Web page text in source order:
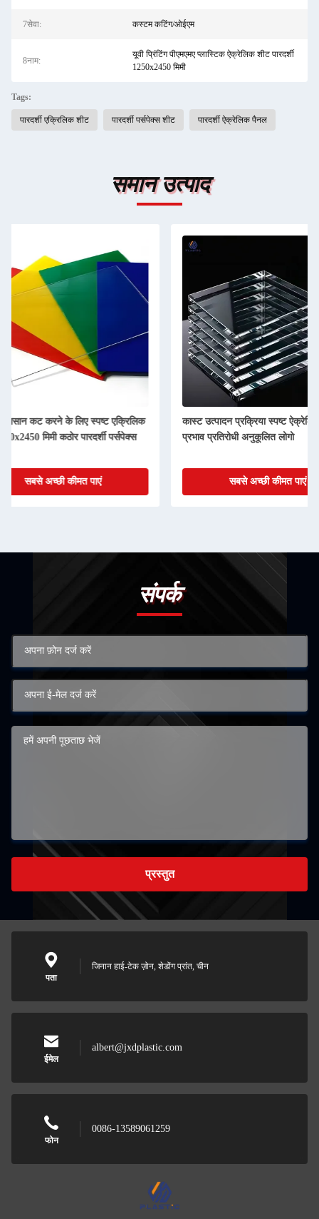
7सेवा: कस्टम कटिंग/ओईएम
8नाम:
यूवी प्रिंटिंग पीएमएमए प्लास्टिक ऐक्रेलिक शीट पारदर्शी
1250x2450 मिमी
Tags:
पारदर्शी एक्रिलिक शीट पारदर्शी पर्सपेक्स शीट पारदर्शी ऐक्रेलिक पैनल
समान उत्पाद
कास्ट उत्पादन प्रक्रिया स्पष्ट ऐक्रेलिक शीट
प्रभाव प्रतिरोधी अनुकूलित लोगो
सबसे अच्छी कीमत पाएं
5 मिमी 6 मिमी 8 मिमी
एक्रिलिक शीट लेजर
सबसे अच्छी
संपर्क
प्रस्तुत
पता
जिनान हाई-टेक ज़ोन, शेडोंग प्रांत, चीन
ईमेल
albert@jxdplastic.com
फोन
0086-13589061259